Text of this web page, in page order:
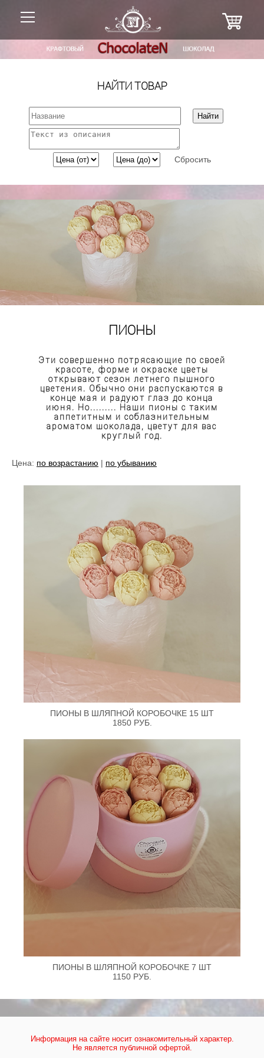
НАЙТИ ТОВАР
Сбросить
ПИОНЫ
Эти совершенно потрясающие по своей
красоте, форме и окраске цветы
открывают сезон летнего пышного
цветения. Обычно они распускаются в
конце мая и радуют глаз до конца
июня. Но......... Наши пионы с таким
аппетитным и соблазнительным
ароматом шоколада, цветут для вас
круглый год.
Цена: по возрастанию | по убыванию
ПИОНЫ В ШЛЯПНОЙ КОРОБОЧКЕ 15 ШТ
1850 РУБ.
ПИОНЫ В ШЛЯПНОЙ КОРОБОЧКЕ 7 ШТ
1150 РУБ.
Информация на сайте носит ознакомительный характер.
Не является публичной офертой.